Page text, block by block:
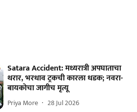
Satara Accident: मध्यरात्री अपघाताचा
थरार, भरधाव ट्रकची कारला धडक; नवरा-
बायकोचा जागीच मृत्यू
Priya More 28 Jul 2026